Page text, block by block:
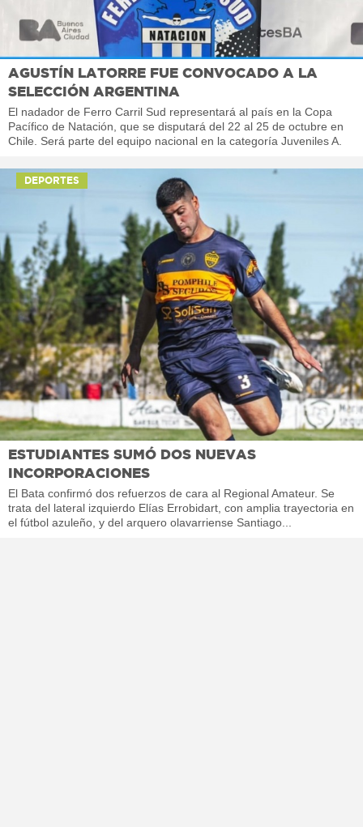
AGUSTÍN LATORRE FUE CONVOCADO A LA
SELECCIÓN ARGENTINA
El nadador de Ferro Carril Sud representará al país en la Copa
Pacífico de Natación, que se disputará del 22 al 25 de octubre en
Chile. Será parte del equipo nacional en la categoría Juveniles A.
DEPORTES
ESTUDIANTES SUMÓ DOS NUEVAS
INCORPORACIONES
El Bata confirmó dos refuerzos de cara al Regional Amateur. Se
trata del lateral izquierdo Elías Errobidart, con amplia trayectoria en
el fútbol azuleño, y del arquero olavarriense Santiago...